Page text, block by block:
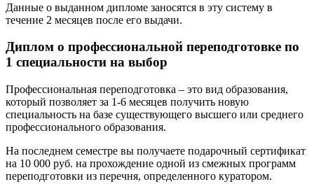
Данные о выданном дипломе заносятся в эту систему в
течение 2 месяцев после его выдачи.
Диплом о профессиональной переподготовке по
1 специальности на выбор
Профессиональная переподготовка – это вид образования,
который позволяет за 1-6 месяцев получить новую
специальность на базе существующего высшего или среднего
профессионального образования.
На последнем семестре вы получаете подарочный сертификат
на 10 000 руб. на прохождение одной из смежных программ
переподготовки из перечня, определенного куратором.